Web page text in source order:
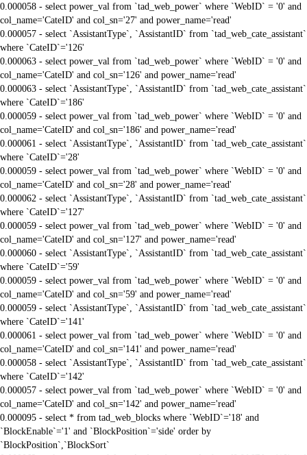
0.000058 - select power_val from `tad_web_power` where `WebID` = '0' and
col_name='CateID' and col_sn='27' and power_name='read'
0.000057 - select `AssistantType`, `AssistantID` from `tad_web_cate_assistant`
where `CateID`='126'
0.000063 - select power_val from `tad_web_power` where `WebID` = '0' and
col_name='CateID' and col_sn='126' and power_name='read'
0.000063 - select `AssistantType`, `AssistantID` from `tad_web_cate_assistant`
where `CateID`='186'
0.000059 - select power_val from `tad_web_power` where `WebID` = '0' and
col_name='CateID' and col_sn='186' and power_name='read'
0.000061 - select `AssistantType`, `AssistantID` from `tad_web_cate_assistant`
where `CateID`='28'
0.000059 - select power_val from `tad_web_power` where `WebID` = '0' and
col_name='CateID' and col_sn='28' and power_name='read'
0.000062 - select `AssistantType`, `AssistantID` from `tad_web_cate_assistant`
where `CateID`='127'
0.000059 - select power_val from `tad_web_power` where `WebID` = '0' and
col_name='CateID' and col_sn='127' and power_name='read'
0.000060 - select `AssistantType`, `AssistantID` from `tad_web_cate_assistant`
where `CateID`='59'
0.000059 - select power_val from `tad_web_power` where `WebID` = '0' and
col_name='CateID' and col_sn='59' and power_name='read'
0.000059 - select `AssistantType`, `AssistantID` from `tad_web_cate_assistant`
where `CateID`='141'
0.000061 - select power_val from `tad_web_power` where `WebID` = '0' and
col_name='CateID' and col_sn='141' and power_name='read'
0.000058 - select `AssistantType`, `AssistantID` from `tad_web_cate_assistant`
where `CateID`='142'
0.000057 - select power_val from `tad_web_power` where `WebID` = '0' and
col_name='CateID' and col_sn='142' and power_name='read'
0.000095 - select * from tad_web_blocks where `WebID`='18' and
`BlockEnable`='1' and `BlockPosition`='side' order by
`BlockPosition`,`BlockSort`